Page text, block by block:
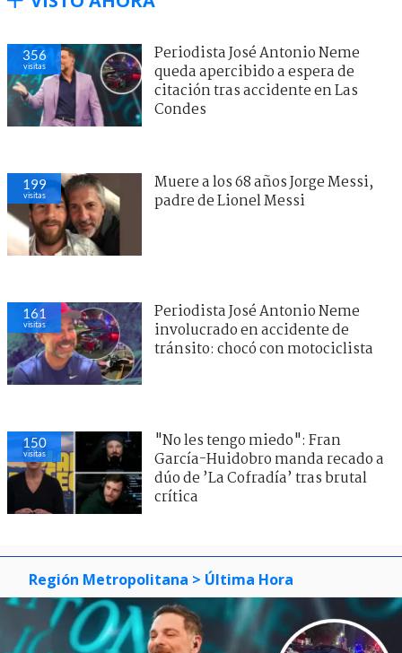
356
visitas
Periodista José Antonio Neme
queda apercibido a espera de
citación tras accidente en Las
Condes
199
visitas
Muere a los 68 años Jorge Messi,
padre de Lionel Messi
161
visitas
Periodista José Antonio Neme
involucrado en accidente de
tránsito: chocó con motociclista
150
visitas
"No les tengo miedo": Fran
García-Huidobro manda recado a
dúo de ’La Cofradía’ tras brutal
crítica
Región Metropolitana > Última Hora